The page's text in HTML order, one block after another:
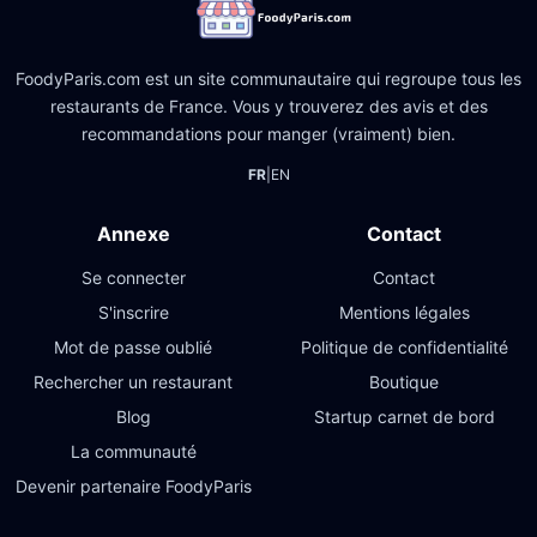
FoodyParis.com est un site communautaire qui regroupe tous les
restaurants de France. Vous y trouverez des avis et des
recommandations pour manger (vraiment) bien.
FR| EN
Annexe
Se connecter
S'inscrire
Mot de passe oublié
Rechercher un restaurant
Blog
La communauté
Devenir partenaire FoodyParis
Contact
Contact
Mentions légales
Politique de confidentialité
Boutique
Startup carnet de bord